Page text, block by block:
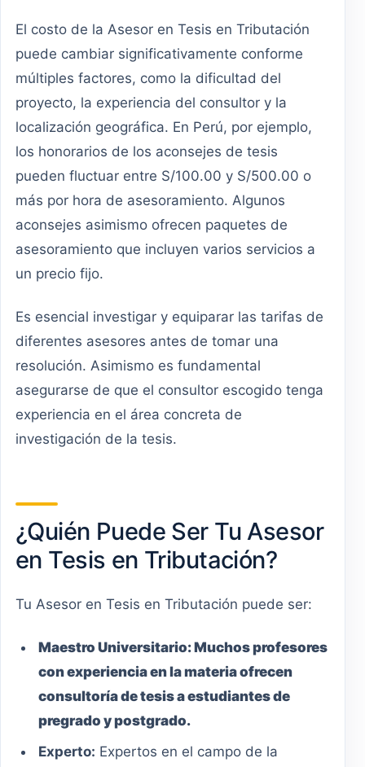
El costo de la Asesor en Tesis en Tributación
puede cambiar significativamente conforme
múltiples factores, como la dificultad del
proyecto, la experiencia del consultor y la
localización geográfica. En Perú, por ejemplo,
los honorarios de los aconsejes de tesis
pueden fluctuar entre S/100.00 y S/500.00 o
más por hora de asesoramiento. Algunos
aconsejes asimismo ofrecen paquetes de
asesoramiento que incluyen varios servicios a
un precio fijo.
Es esencial investigar y equiparar las tarifas de
diferentes asesores antes de tomar una
resolución. Asimismo es fundamental
asegurarse de que el consultor escogido tenga
experiencia en el área concreta de
investigación de la tesis.
¿Quién Puede Ser Tu Asesor
en Tesis en Tributación?
Tu Asesor en Tesis en Tributación puede ser:
MaestroUniversitario:Muchos profesores
con experiencia en la materia ofrecen
consultoría de tesis a estudiantes de
pregrado y postgrado.
Experto: Expertos en el campo de la